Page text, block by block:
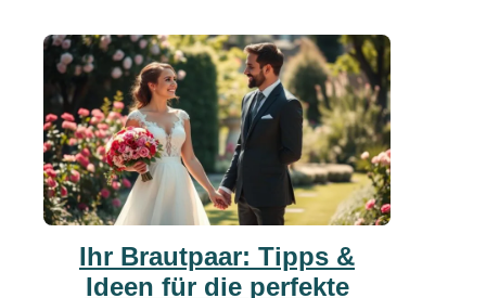
Ihr Brautpaar: Tipps &
Ideen für die perfekte